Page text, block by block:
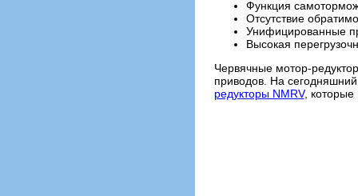
Функция
Отсутствие
Унифицированные
Высокая
Червячные мотор-
приводов. На
редукторы NMRV, которые